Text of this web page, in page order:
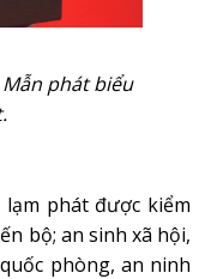
phát biểu
phát được kiểm
bộ; an sinh xã hội,
phòng, an ninh